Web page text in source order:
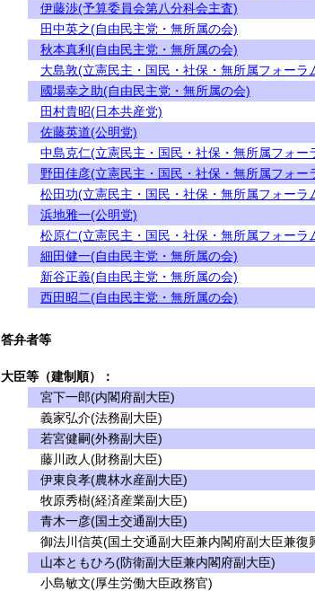
伊藤渉(予算委員会第八分科会主査)
田中英之(自由民主党・無所属の会)
秋本真利(自由民主党・無所属の会)
大島敦(立憲民主・国民・社保・無所属フォーラ
國場幸之助(自由民主党・無所属の会)
田村貴昭(日本共産党)
佐藤英道(公明党)
中島克仁(立憲民主・国民・社保・無所属フォー
野田佳彦(立憲民主・国民・社保・無所属フォー
松田功(立憲民主・国民・社保・無所属フォーラ
浜地雅一(公明党)
松原仁(立憲民主・国民・社保・無所属フォーラ
細田健一(自由民主党・無所属の会)
新谷正義(自由民主党・無所属の会)
西田昭二(自由民主党・無所属の会)
答弁者等
大臣等（建制順）：
宮下一郎(内閣府副大臣)
義家弘介(法務副大臣)
若宮健嗣(外務副大臣)
藤川政人(財務副大臣)
伊東良孝(農林水産副大臣)
牧原秀樹(経済産業副大臣)
青木一彦(国土交通副大臣)
御法川信英(国土交通副大臣兼内閣府副大臣兼復
山本ともひろ(防衛副大臣兼内閣府副大臣)
小島敏文(厚生労働大臣政務官)